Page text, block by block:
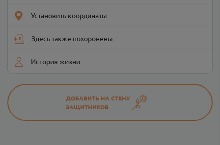
Установить координаты
Здесь также похоронены
История жизни
ДОБАВИТЬ НА СТЕНУ
ЗАЩИТНИКОВ